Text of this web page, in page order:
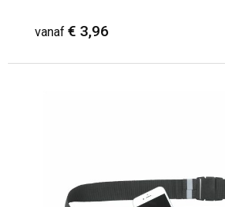
vanaf € 3,96